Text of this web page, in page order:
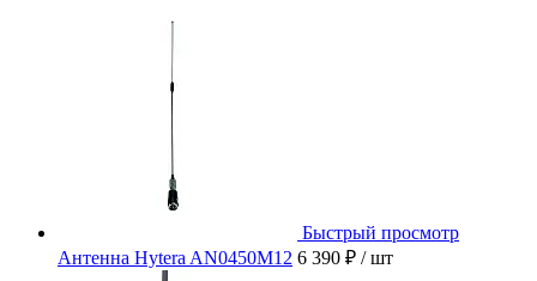
Быстрый просмотр
Антенна Hytera AN0450M12 6 390 ₽ / шт